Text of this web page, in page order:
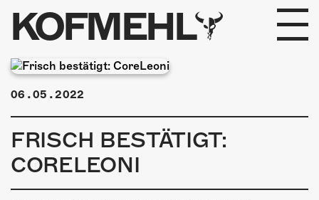
KOFMEHL
PROGRAMM
FABRIKGEFLÜSTER
GALERIE
06.05.2022
FRISCH BESTÄTIGT:
CORELEONI